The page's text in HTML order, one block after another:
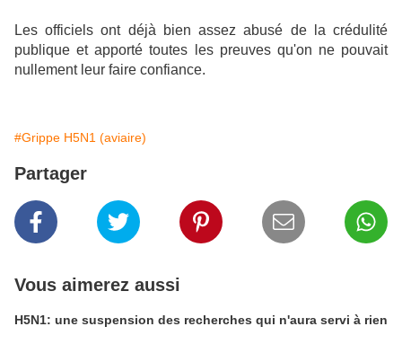
Les officiels ont déjà bien assez abusé de la crédulité
publique et apporté toutes les preuves qu'on ne pouvait
nullement leur faire confiance.
#Grippe H5N1 (aviaire)
Partager
Vous aimerez aussi
H5N1: une suspension des recherches qui n'aura servi à rien